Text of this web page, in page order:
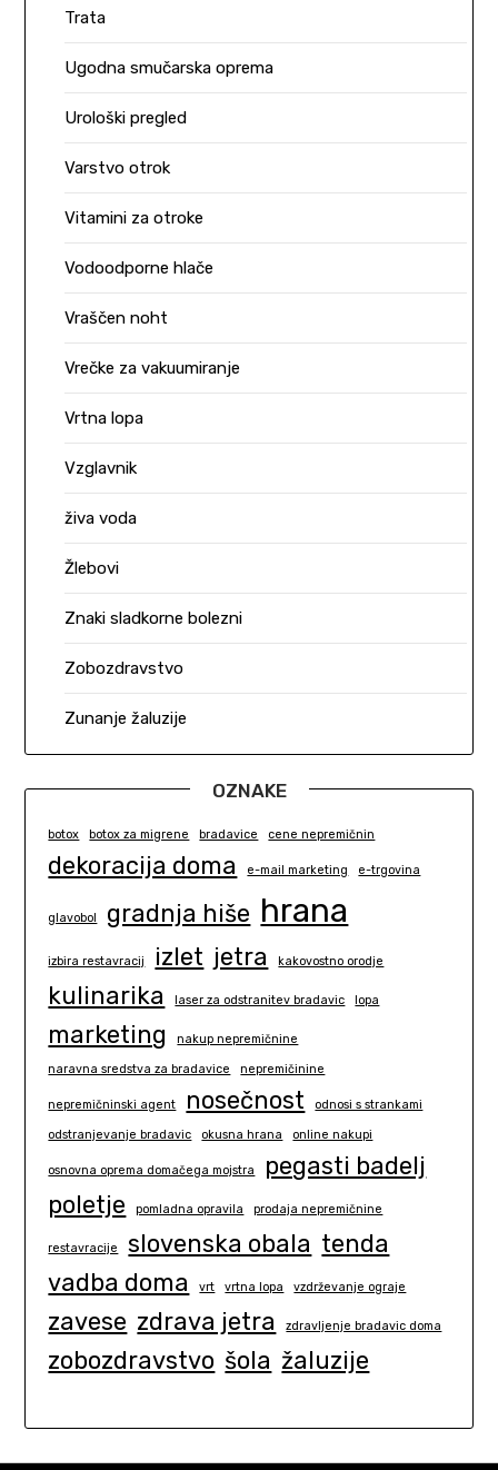
Trata
Ugodna smučarska oprema
Urološki pregled
Varstvo otrok
Vitamini za otroke
Vodoodporne hlače
Vraščen noht
Vrečke za vakuumiranje
Vrtna lopa
Vzglavnik
živa voda
Žlebovi
Znaki sladkorne bolezni
Zobozdravstvo
Zunanje žaluzije
OZNAKE
botox botox za migrene bradavice cene nepremičnin
dekoracija doma e-mail marketing e-trgovina
glavobol gradnja hiše hrana
izbira restavracij izlet jetra kakovostno orodje
kulinarika laser za odstranitev bradavic lopa
marketing nakup nepremičnine
naravna sredstva za bradavice nepremičinine
nepremičninski agent nosečnost odnosi s strankami
odstranjevanje bradavic okusna hrana online nakupi
osnovna oprema domačega mojstra
pegasti badelj
poletje
pomladna opravila prodaja nepremičnine
restavracije slovenska obala tenda
vadba doma
vrt vrtna lopa vzdrževanje ograje
zavese zdrava jetra zdravljenje bradavic doma
zobozdravstvo šola žaluzije